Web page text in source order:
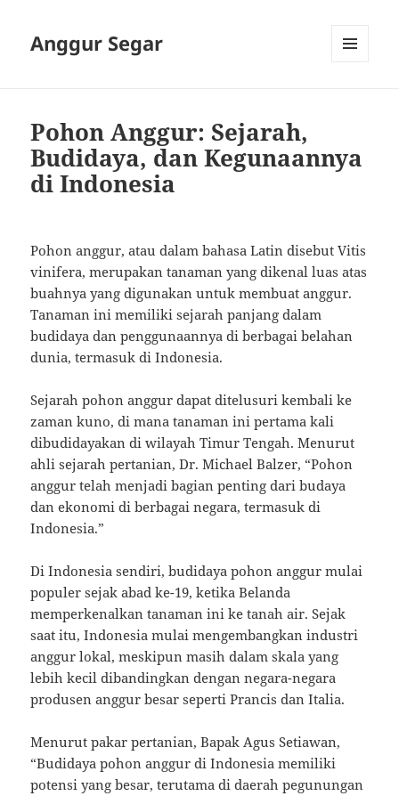
Anggur Segar
Pohon Anggur: Sejarah,
Budidaya, dan Kegunaannya
di Indonesia
Pohon anggur, atau dalam bahasa Latin disebut Vitis
vinifera, merupakan tanaman yang dikenal luas atas
buahnya yang digunakan untuk membuat anggur.
Tanaman ini memiliki sejarah panjang dalam
budidaya dan penggunaannya di berbagai belahan
dunia, termasuk di Indonesia.
Sejarah pohon anggur dapat ditelusuri kembali ke
zaman kuno, di mana tanaman ini pertama kali
dibudidayakan di wilayah Timur Tengah. Menurut
ahli sejarah pertanian, Dr. Michael Balzer, “Pohon
anggur telah menjadi bagian penting dari budaya
dan ekonomi di berbagai negara, termasuk di
Indonesia.”
Di Indonesia sendiri, budidaya pohon anggur mulai
populer sejak abad ke-19, ketika Belanda
memperkenalkan tanaman ini ke tanah air. Sejak
saat itu, Indonesia mulai mengembangkan industri
anggur lokal, meskipun masih dalam skala yang
lebih kecil dibandingkan dengan negara-negara
produsen anggur besar seperti Prancis dan Italia.
Menurut pakar pertanian, Bapak Agus Setiawan,
“Budidaya pohon anggur di Indonesia memiliki
potensi yang besar, terutama di daerah pegunungan